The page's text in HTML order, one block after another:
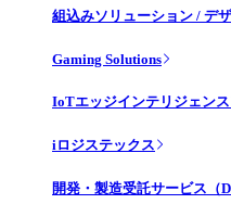
組込みソリューション / デ
Gaming Solutions
IoTエッジインテリジェン
iロジステックス
開発・製造受託サービス（